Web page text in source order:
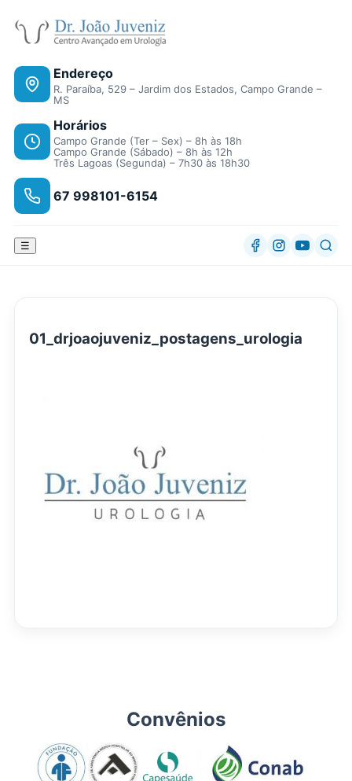
Endereço
R. Paraíba, 529 – Jardim dos Estados, Campo Grande –
MS
Horários
Campo Grande (Ter – Sex) – 8h às 18h
Campo Grande (Sábado) – 8h às 12h
Três Lagoas (Segunda) – 7h30 às 18h30
67 998101-6154
☰
01_drjoaojuveniz_postagens_urologia
Convênios